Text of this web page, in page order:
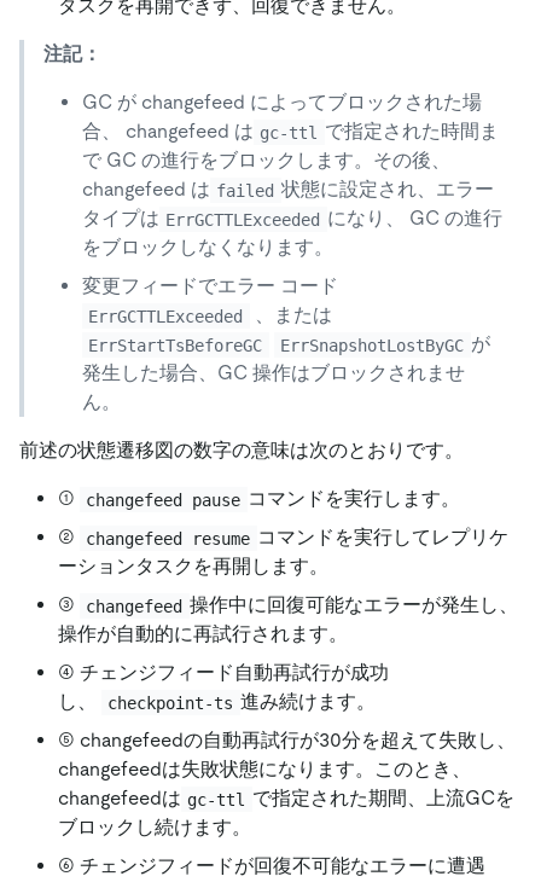
タスクを再開できず、回復できません。
注記：
GC が changefeed によってブロックされた場
合、 changefeed は gc-ttl
で指定された時間ま
で GC の進行をブロックします。その後、
changefeed は failed 状態に設定され、エラー
タイプは ErrGCTTLExceeded になり、 GC の進行
をブロックしなくなります。
変更フィードでエラー コード
ErrGCTTLExceeded 、または
ErrStartTsBeforeGC ErrSnapshotLostByGC が
発生した場合、GC 操作はブロックされませ
ん。
前述の状態遷移図の数字の意味は次のとおりです。
① changefeed pause コマンドを実行します。
②
changefeed resume コマンドを実行してレプリケ
ーションタスクを再開します。
③
changefeed 操作中に回復可能なエラーが発生し、
操作が自動的に再試行されます。
④ チェンジフィード自動再試行が成功
し、
checkpoint-ts 進み続けます。
⑤ changefeedの自動再試行が30分を超えて失敗し、
changefeedは失敗状態になります。このとき、
changefeedは gc-ttl
で指定された期間、上流GCを
ブロックし続けます。
⑥ チェンジフィードが回復不可能なエラーに遭遇